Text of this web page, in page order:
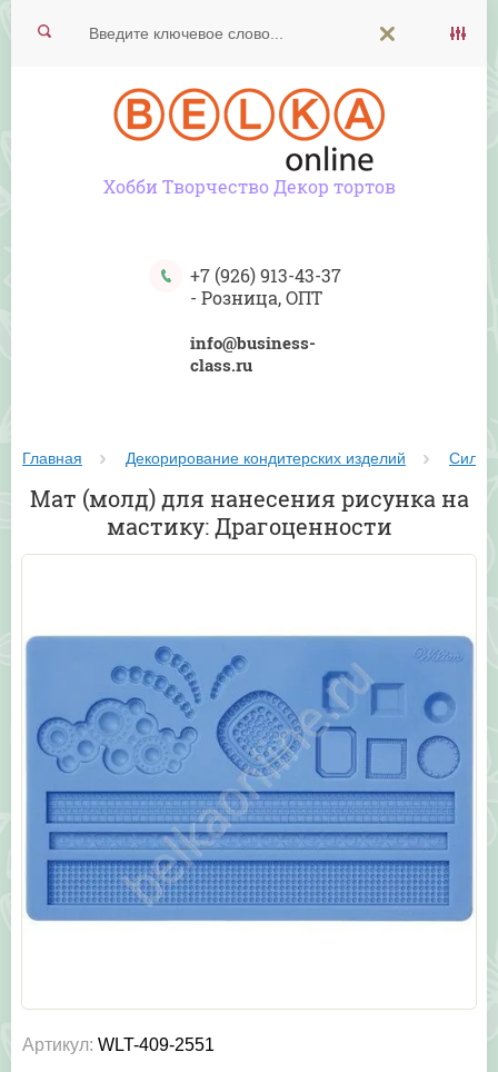
Хобби Творчество Декор тортов
+7 (926) 913-43-37
- Розница, ОПТ
info@business-
class.ru
Главная Декорирование кондитерских изделий
Мат (молд) для нанесения рисунка на
мастику: Драгоценности
Артикул: WLT-409-2551